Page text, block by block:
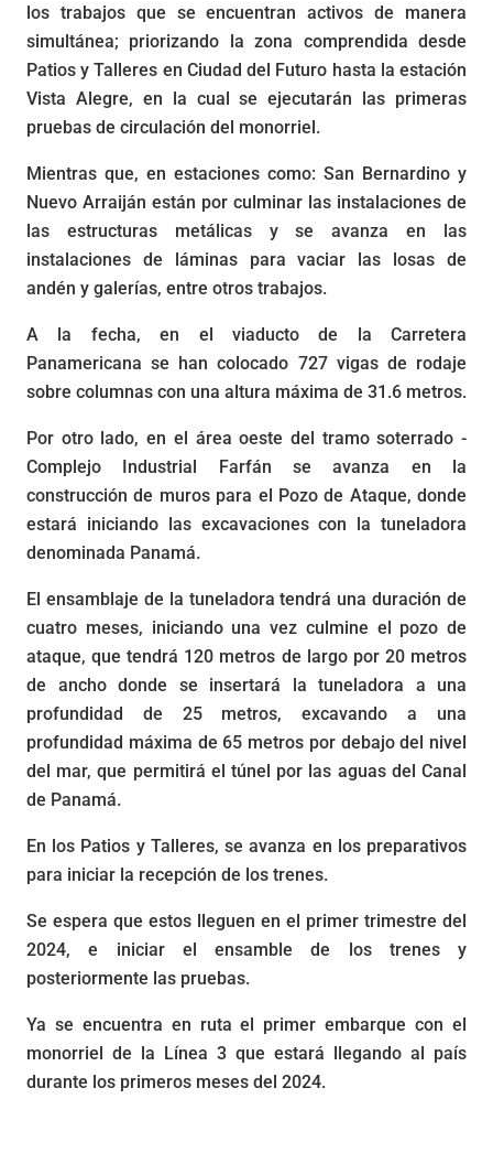
los trabajos que se encuentran activos de manera
simultánea; priorizando la zona comprendida desde
Patios y Talleres en Ciudad del Futuro hasta la estación
Vista Alegre, en la cual se ejecutarán las primeras
pruebas de circulación del monorriel.
Mientras que, en estaciones como: San Bernardino y
Nuevo Arraiján están por culminar las instalaciones de
las estructuras metálicas y se avanza en las
instalaciones de láminas para vaciar las losas de
andén y galerías, entre otros trabajos.
A la fecha, en el viaducto de la Carretera
Panamericana se han colocado 727 vigas de rodaje
sobre columnas con una altura máxima de 31.6 metros.
Por otro lado, en el área oeste del tramo soterrado -
Complejo Industrial Farfán se avanza en la
construcción de muros para el Pozo de Ataque, donde
estará iniciando las excavaciones con la tuneladora
denominada Panamá.
El ensamblaje de la tuneladora tendrá una duración de
cuatro meses, iniciando una vez culmine el pozo de
ataque, que tendrá 120 metros de largo por 20 metros
de ancho donde se insertará la tuneladora a una
profundidad de 25 metros, excavando a una
profundidad máxima de 65 metros por debajo del nivel
del mar, que permitirá el túnel por las aguas del Canal
de Panamá.
En los Patios y Talleres, se avanza en los preparativos
para iniciar la recepción de los trenes.
Se espera que estos lleguen en el primer trimestre del
2024, e iniciar el ensamble de los trenes y
posteriormente las pruebas.
Ya se encuentra en ruta el primer embarque con el
monorriel de la Línea 3 que estará llegando al país
durante los primeros meses del 2024.